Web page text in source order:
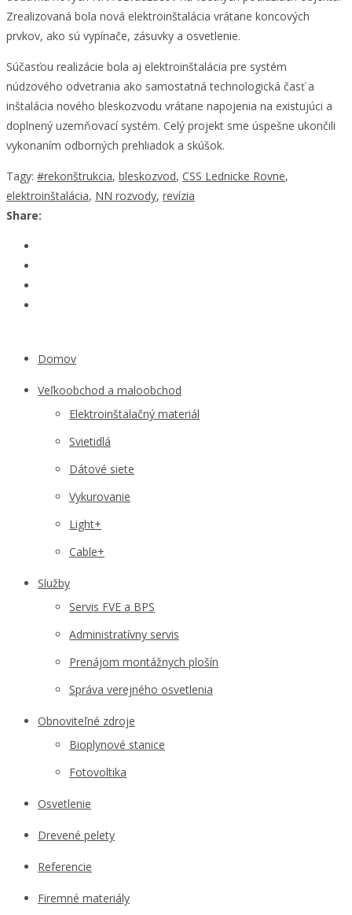
Zrealizovaná bola nová elektroinštalácia vrátane koncových
prvkov, ako sú vypínače, zásuvky a osvetlenie.
Súčasťou realizácie bola aj elektroinštalácia pre systém
núdzového odvetrania ako samostatná technologická časť a
inštalácia nového bleskozvodu vrátane napojenia na existujúci a
doplnený uzemňovací systém. Celý projekt sme úspešne ukončili
vykonaním odborných prehliadok a skúšok.
Tagy: #rekonštrukcia, bleskozvod, CSS Lednicke Rovne,
elektroinštalácia, NN rozvody, revízia
Share:
Domov
Veľkoobchod a maloobchod
Elektroinštalačný materiál
Svietidlá
Dátové siete
Vykurovanie
Light+
Cable+
Služby
Servis FVE a BPS
Administratívny servis
Prenájom montážnych plošín
Správa verejného osvetlenia
Obnoviteľné zdroje
Bioplynové stanice
Fotovoltika
Osvetlenie
Drevené pelety
Referencie
Firemné materiály